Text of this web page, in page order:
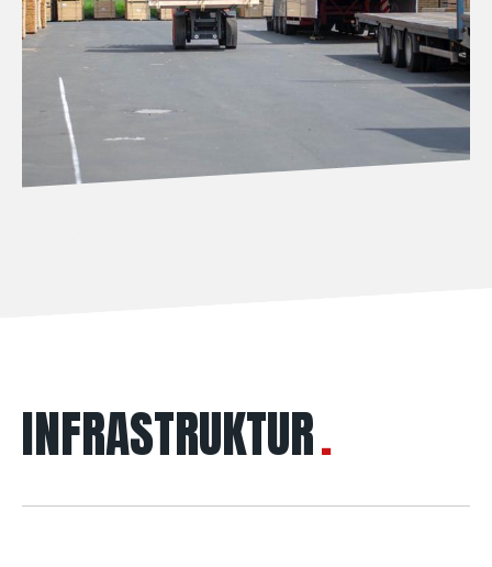
INFRASTRUKTUR